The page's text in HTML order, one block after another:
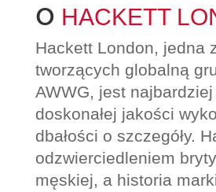
O HACKETT
Hackett London, jedna
tworzących globalną
AWWG, jest
doskonałej jakości
dbałości o szczegóły.
odzwierciedleniem
męskiej, a historia